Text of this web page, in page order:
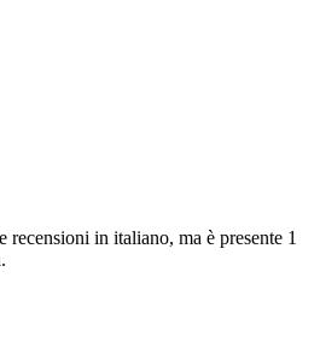
recensioni in italiano, ma è presente 1